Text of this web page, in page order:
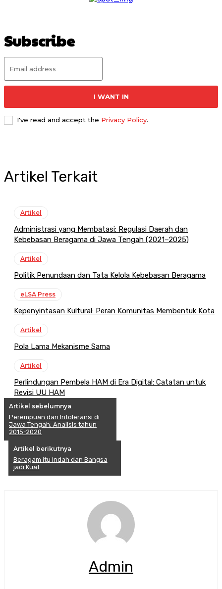
Subscribe
I WANT IN
I've read and accept the Privacy Policy.
Artikel Terkait
Artikel
Administrasi yang Membatasi: Regulasi Daerah dan
Kebebasan Beragama di Jawa Tengah (2021–2025)
Artikel
Politik Penundaan dan Tata Kelola Kebebasan Beragama
eLSA Press
Kepenyintasan Kultural: Peran Komunitas Membentuk Kota
Artikel
Pola Lama Mekanisme Sama
Artikel
Perlindungan Pembela HAM di Era Digital: Catatan untuk
Revisi UU HAM
Artikel sebelumnya
Perempuan dan Intoleransi di
Jawa Tengah: Analisis tahun
2015-2020
Artikel berikutnya
Beragam itu Indah dan Bangsa
jadi Kuat
Admin